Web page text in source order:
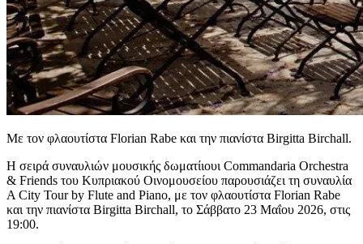
Με τον φλαουτίστα Florian Rabe και την πιανίστα Birgitta Birchall.
Η σειρά συναυλιών μουσικής δωματίιουι Commandaria Orchestra
& Friends του Κυπριακού Οινομουσείου παρουσιάζει τη συναυλία
A City Tour by Flute and Piano, με τον φλαουτίστα Florian Rabe
και την πιανίστα Birgitta Birchall, το Σάββατο 23 Μαΐου 2026, στις
19:00.